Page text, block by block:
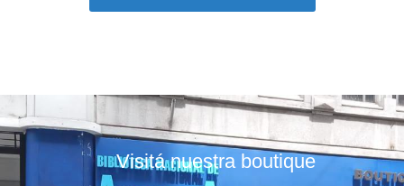
Visitá nuestra boutique